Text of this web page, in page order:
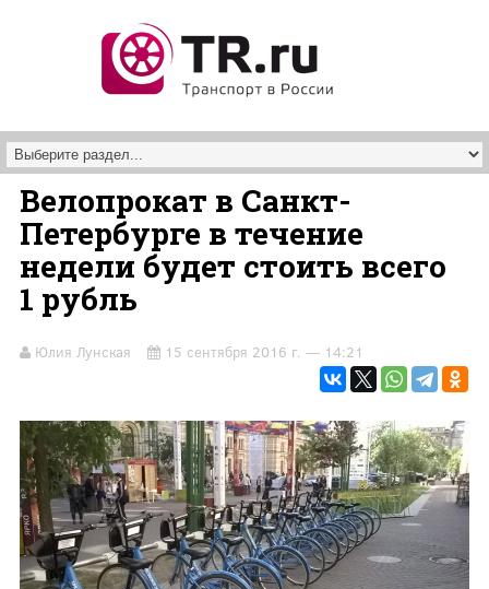
Велопрокат в Санкт-
Петербурге в течение
недели будет стоить всего
1 рубль
Юлия Лунская 15 сентября 2016 г. — 14:21